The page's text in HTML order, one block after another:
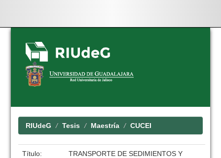
Skip
navigation
RIUdeG Tesis Maestría CUCEI
Título:
TRANSPORTE DE SEDIMIENTOS Y